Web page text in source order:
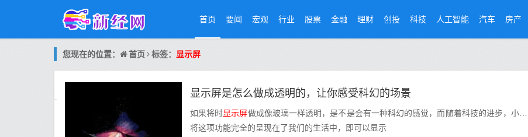
首页 要闻 宏观 行业 股票 金融 理财 创投 科技 人工智能 汽车 房产
您现在的位置： 首页 标签： 显示屏
显示屏是怎么做成透明的，让你感受科幻的场景
如果将时显示屏做成像玻璃一样透明，是不是会有一种科幻的感觉，而随着科技的进步，小米
将这项功能完全的呈现在了我们的生活中，即可以显示